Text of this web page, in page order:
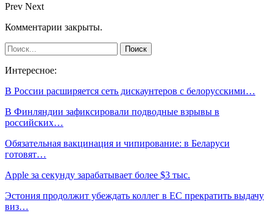
Prev Next
Комментарии закрыты.
Интересное:
В России расширяется сеть дискаунтеров с белорусскими…
В Финляндии зафиксировали подводные взрывы в
российских…
Обязательная вакцинация и чипирование: в Беларуси
готовят…
Apple за секунду зарабатывает более $3 тыс.
Эстония продолжит убеждать коллег в ЕС прекратить выдачу
виз…